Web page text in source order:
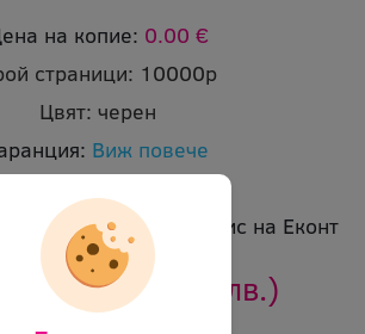
на копие: 0.00 €
страници: 10000p
Цвят: черен
Виж повече
доставка до офис на Еконт
39.30 €(76.86 лв.)